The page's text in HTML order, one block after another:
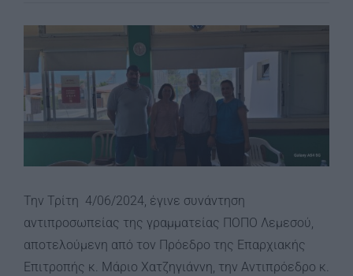
View
Larger
Την Τρίτη 4/06/2024, έγινε συνάντηση
αντιπροσωπείας της γραμματείας ΠΟΠΟ Λεμεσού,
αποτελούμενη από τον Πρόεδρο της Επαρχιακής
Επιτροπής κ. Μάριο Χατζηγιάννη, την Αντιπρόεδρο κ.